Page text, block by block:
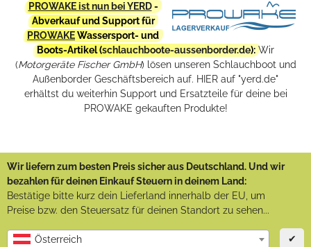
PROWAKE ist nun bei YERD-
Abverkauf und Support für
PROWAKEWassersport- und
Boots-Artikel (schlauchboote-aussenborder.de): Wir
(Motorgeräte Fischer GmbH) lösen unseren Schlauchboot und
Außenborder Geschäftsbereich auf. HIER auf "yerd.de"
erhältst du weiterhin Support und Ersatzteile für deine bei
PROWAKE gekauften Produkte!
Wir liefern zum besten Preis sicher aus Deutschland. Und wir
bezahlen für deinen Einkauf Steuern in deinem Land:
Bestätige bitte kurz dein Lieferland innerhalb der EU, um
Preise bzw. den Steuersatz für deinen Standort zu sehen...
Österreich ✔